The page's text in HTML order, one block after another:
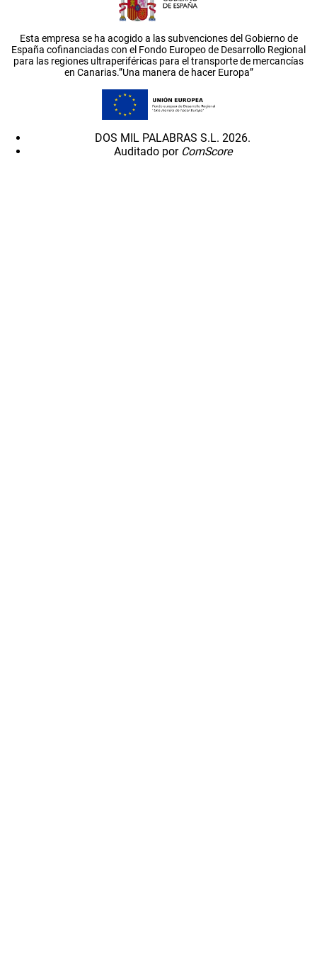
Esta empresa se ha acogido a las subvenciones del Gobierno de
España cofinanciadas con el Fondo Europeo de Desarrollo Regional
para las regiones ultraperiféricas para el transporte de mercancías
en Canarias.”Una manera de hacer Europa”
DOS MIL PALABRAS S.L. 2026.
Auditado por ComScore